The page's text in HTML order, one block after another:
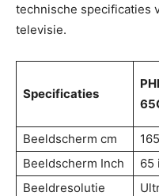
technische specificaties
televisie.
Specificaties
Beeldscherm cm
Beeldscherm Inch
65
Beeldresolutie